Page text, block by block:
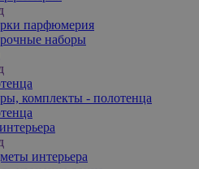
парфюмерия
наборы
комплекты - полотенца
интерьера